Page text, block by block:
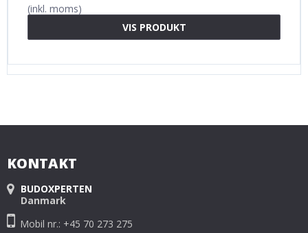
(inkl. moms)
VIS PRODUKT
KONTAKT
BUDOXPERTEN
Danmark
Mobil nr.: +45 70 273 275